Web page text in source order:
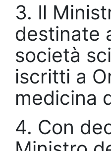
3. Il
destinate
società
iscritti a
medicina
4. Con